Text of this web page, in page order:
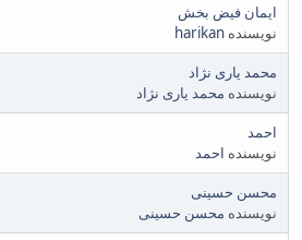
ایمان فیض بخش
نویسنده harikan
محمد یاری نژاد
نویسنده محمد یاری نژاد
احمد
نویسنده احمد
محسن حسینی
نویسنده محسن حسینی